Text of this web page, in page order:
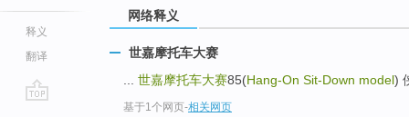
释义
翻译
网络释义
世嘉摩托车大赛
世嘉摩托车大赛85(Hang-On Sit-Down model)
基于1个网页-相关网页